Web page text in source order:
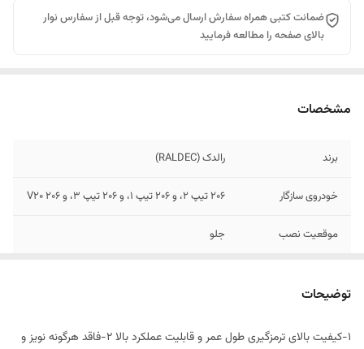
ضمانت کتبی همراه سفارش ارسال می‌شود، توجه قبل از سفارس نوار
بالای صفحه را مطالعه فرمایید
مشخصات
برند رالدک (RALDEC)
خودروی سازگار 206 تیپ 2، و 206 تیپ 1، و 206 تیپ 3، و 206 V20
موقعیت نصب جلو
خودرو های سواری و سنگین
توضیحات
1-كيفيت بالای ترمزگیری طول عمر و قابلیت عملکرد بالا ۲-فاقد هرگونه نویز و